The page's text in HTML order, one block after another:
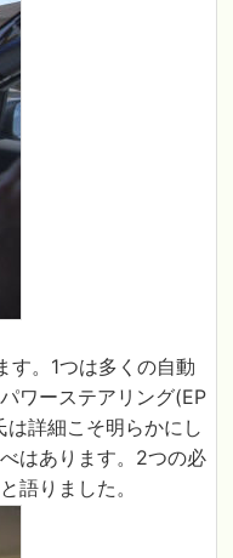
す。1つは多くの自動
ワーステアリング(EP
詳細こそ明らかにし
はあります。2つの必
語りました。